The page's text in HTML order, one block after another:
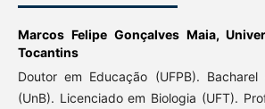
Marcos Felipe Gonçalves Maia,
Tocantins
Doutor em Educação (UFPB). Bacharel
(UnB). Licenciado em Biologia (UFT).